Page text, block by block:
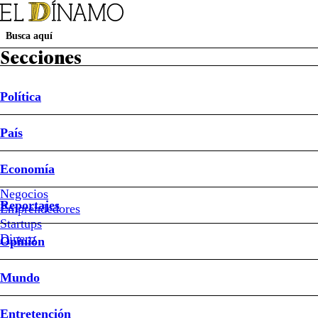
Secciones
Política
País
Economía
Negocios
Emprendedores
Startups
Dinero
Reportajes
Opinión
Mundo
Entretención
Irán